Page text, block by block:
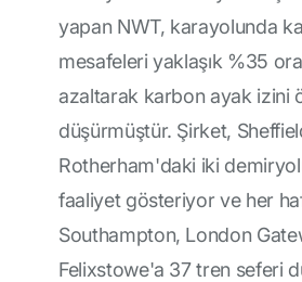
yapan NWT, karayolunda
mesafeleri yaklaşık %35
azaltarak karbon ayak izini
düşürmüştür. Şirket,
Rotherham'daki iki
faaliyet gösteriyor ve her
Southampton, London
Felixstowe'a 37 tren seferi